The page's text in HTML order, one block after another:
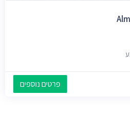
פרטים נוספים